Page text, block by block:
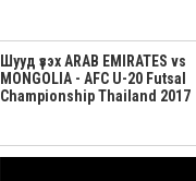
Шууд үзэх ARAB EMIRATES vs
MONGOLIA - AFC U-20 Futsal
Championship Thailand 2017